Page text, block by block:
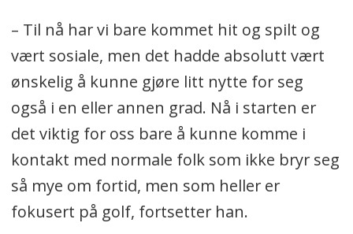
– Til nå har vi bare kommet hit og spilt og
vært sosiale, men det hadde absolutt vært
ønskelig å kunne gjøre litt nytte for seg
også i en eller annen grad. Nå i starten er
det viktig for oss bare å kunne komme i
kontakt med normale folk som ikke bryr seg
så mye om fortid, men som heller er
fokusert på golf, fortsetter han.